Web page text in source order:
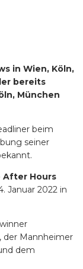
in Wien, Köln,
bereits
München
beim
seiner
After Hours
Januar 2022 in
der Mannheimer
dem